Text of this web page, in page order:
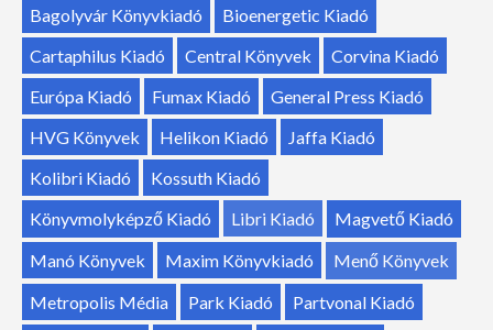
Bagolyvár Könyvkiadó
Bioenergetic Kiadó
Cartaphilus Kiadó
Central Könyvek
Corvina Kiadó
Európa Kiadó
Fumax Kiadó
General Press Kiadó
HVG Könyvek
Helikon Kiadó
Jaffa Kiadó
Kolibri Kiadó
Kossuth Kiadó
Könyvmolyképző Kiadó
Libri Kiadó
Magvető Kiadó
Manó Könyvek
Maxim Könyvkiadó
Menő Könyvek
Metropolis Média
Park Kiadó
Partvonal Kiadó